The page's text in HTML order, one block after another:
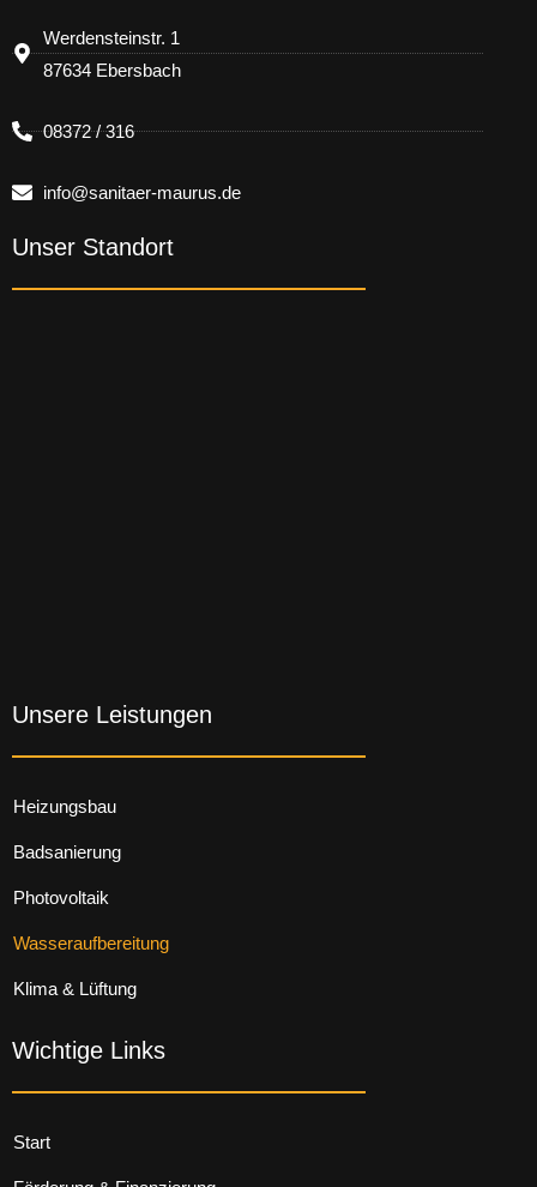
Werdensteinstr. 1
87634 Ebersbach
08372 / 316
info@sanitaer-maurus.de
Unser Standort
Unsere Leistungen
Heizungsbau
Badsanierung
Photovoltaik
Wasseraufbereitung
Klima & Lüftung
Wichtige Links
Start